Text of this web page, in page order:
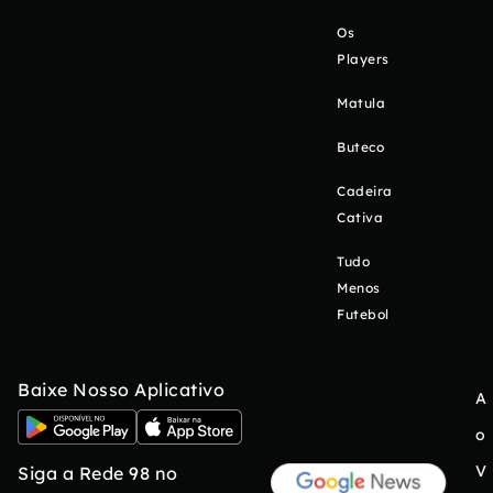
Os
Players
Matula
Buteco
Cadeira
Cativa
Tudo
Menos
Futebol
Baixe Nosso Aplicativo
Siga a Rede 98 no
A
o
V